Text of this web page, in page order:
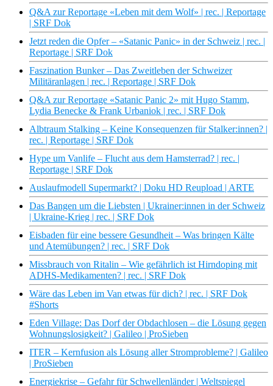
Q&A zur Reportage «Leben mit dem Wolf» | rec. | Reportage
| SRF Dok
Jetzt reden die Opfer – «Satanic Panic» in der Schweiz | rec. |
Reportage | SRF Dok
Faszination Bunker – Das Zweitleben der Schweizer
Militäranlagen | rec. | Reportage | SRF Dok
Q&A zur Reportage «Satanic Panic 2» mit Hugo Stamm,
Lydia Benecke & Frank Urbaniok | rec. | SRF Dok
Albtraum Stalking – Keine Konsequenzen für Stalker:innen? |
rec. | Reportage | SRF Dok
Hype um Vanlife – Flucht aus dem Hamsterrad? | rec. |
Reportage | SRF Dok
Auslaufmodell Supermarkt? | Doku HD Reupload | ARTE
Das Bangen um die Liebsten | Ukrainer:innen in der Schweiz
| Ukraine-Krieg | rec. | SRF Dok
Eisbaden für eine bessere Gesundheit – Was bringen Kälte
und Atemübungen? | rec. | SRF Dok
Missbrauch von Ritalin – Wie gefährlich ist Hirndoping mit
ADHS-Medikamenten? | rec. | SRF Dok
Wäre das Leben im Van etwas für dich? | rec. | SRF Dok
#Shorts
Eden Village: Das Dorf der Obdachlosen – die Lösung gegen
Wohnungslosigkeit? | Galileo | ProSieben
ITER – Kernfusion als Lösung aller Stromprobleme? | Galileo
| ProSieben
Energiekrise – Gefahr für Schwellenländer | Weltspiegel